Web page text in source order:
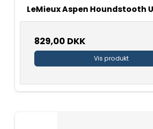
LeMieux Aspen Houndstooth
829,00 DKK
Vis produkt